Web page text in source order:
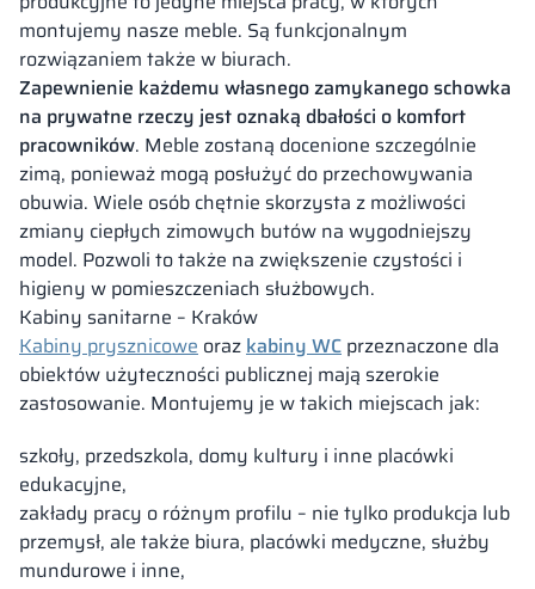
montujemy nasze meble. Są funkcjonalnym
rozwiązaniem także w biurach.
Zapewnienie każdemu własnego zamykanego schowka
na prywatne rzeczy jest oznaką dbałości o komfort
pracowników. Meble zostaną docenione szczególnie
zimą, ponieważ mogą posłużyć do przechowywania
obuwia. Wiele osób chętnie skorzysta z możliwości
zmiany ciepłych zimowych butów na wygodniejszy
model. Pozwoli to także na zwiększenie czystości i
higieny w pomieszczeniach służbowych.
Kabiny sanitarne – Kraków
Kabiny prysznicowe orazkabiny WC przeznaczone dla
obiektów użyteczności publicznej mają szerokie
zastosowanie. Montujemy je w takich miejscach jak:
szkoły, przedszkola, domy kultury i inne placówki
edukacyjne,
zakłady pracy o różnym profilu – nie tylko produkcja lub
przemysł, ale także biura, placówki medyczne, służby
mundurowe i inne,